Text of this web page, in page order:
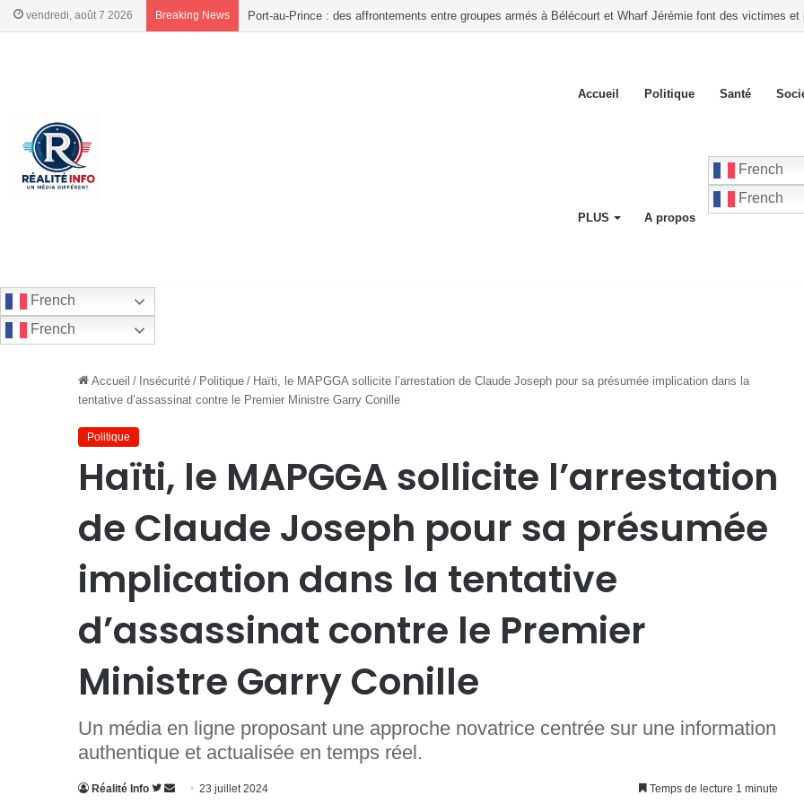
vendredi, août 7 2026 Breaking News Coup de force dans l’Artibonite : des centaines de soldats de la GSF investissent les Gonaïves par
Accueil Politique Santé
PLUS A propos
French
French
French
French
Accueil / Insécurité / Politique / Haïti, le MAPGGA sollicite l’arrestation de Claude Joseph pour sa présumée implication dans la
tentative d’assassinat contre le Premier Ministre Garry Conille
Politique
Haïti, le MAPGGA sollicite l’arrestation
de Claude Joseph pour sa présumée
implication dans la tentative
d’assassinat contre le Premier
Ministre Garry Conille
Un média en ligne proposant une approche novatrice centrée sur une information
authentique et actualisée en temps réel.
Réalité Info
Suivre
Envoyer23 juillet 2024 Temps de lecture 1 minute